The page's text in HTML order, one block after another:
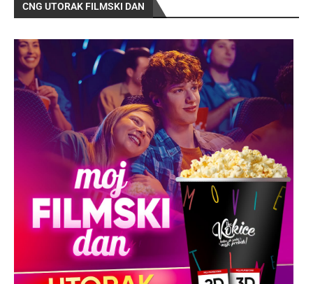
CNG UTORAK FILMSKI DAN